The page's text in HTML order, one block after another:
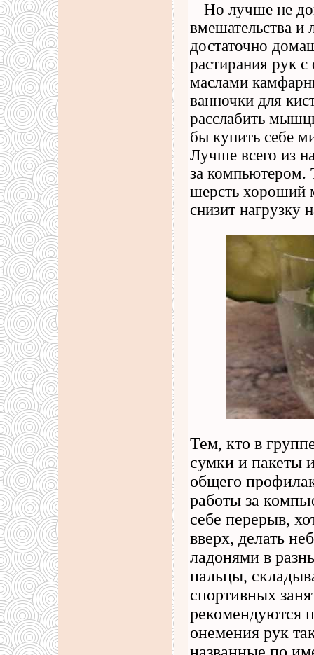
Но лучше не
вмешательства и
достаточно
растирания рук
маслами
ванночки для
расслабить
бы купить себе
Лучше всего из
за компьютером.
шерсть хороший
снизит нагрузку
Тем, кто в
сумки и пакеты
общего
работы за
себе перерыв,
вверх, делать
ладонями в
пальцы,
спортивных
рекомендуются
онемения рук